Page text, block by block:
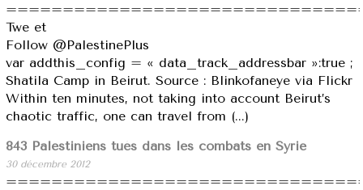
Twe et
Follow @PalestinePlus
var addthis_config = « data_track_addressbar »:true ;
Shatila Camp in Beirut. Source : Blinkofaneye via Flickr
Within ten minutes, not taking into account Beirut’s
chaotic traffic, one can travel from (...)
843 Palestiniens tués dans les combats en Syrie
30 décembre 2012